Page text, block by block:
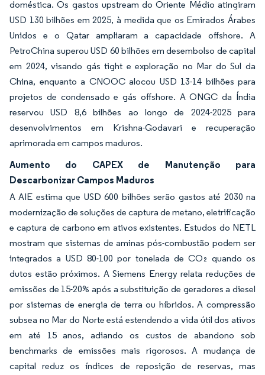
doméstica. Os gastos upstream do Oriente Médio atingiram
USD 130 bilhões em 2025, à medida que os Emirados Árabes
Unidos e o Qatar ampliaram a capacidade offshore. A
PetroChina superou USD 60 bilhões em desembolso de capital
em 2024, visando gás tight e exploração no Mar do Sul da
China, enquanto a CNOOC alocou USD 13-14 bilhões para
projetos de condensado e gás offshore. A ONGC da Índia
reservou USD 8,6 bilhões ao longo de 2024-2025 para
desenvolvimentos em Krishna-Godavari e recuperação
aprimorada em campos maduros.
Aumento do CAPEX de Manutenção para
Descarbonizar Campos Maduros
A AIE estima que USD 600 bilhões serão gastos até 2030 na
modernização de soluções de captura de metano, eletrificação
e captura de carbono em ativos existentes. Estudos do NETL
mostram que sistemas de aminas pós-combustão podem ser
integrados a USD 80-100 por tonelada de CO₂ quando os
dutos estão próximos. A Siemens Energy relata reduções de
emissões de 15-20% após a substituição de geradores a diesel
por sistemas de energia de terra ou híbridos. A compressão
subsea no Mar do Norte está estendendo a vida útil dos ativos
em até 15 anos, adiando os custos de abandono sob
benchmarks de emissões mais rigorosos. A mudança de
capital reduz os índices de reposição de reservas, mas